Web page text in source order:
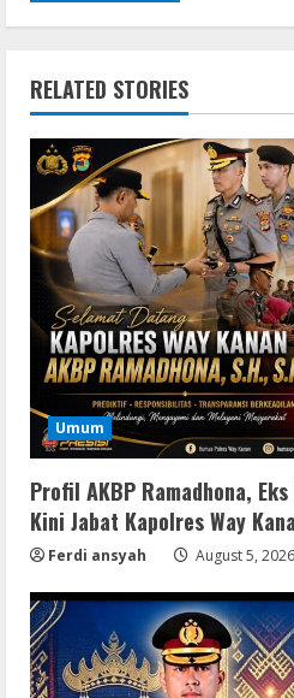
RELATED STORIES
Umum
Profil AKBP Ramadhona,
Kini Jabat Kapolres Way
Ferdi ansyah August 5, 2026